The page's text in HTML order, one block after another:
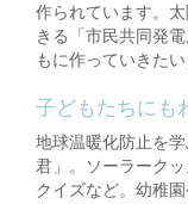
作られています。
きる「市民共同発
もに作っていきたい
子どもたちにも
地球温暖化防止を
君」。ソーラーク
クイズなど。幼稚